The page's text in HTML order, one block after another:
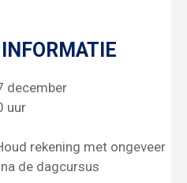
december
uur
rekening met ongeveer
de dagcursus